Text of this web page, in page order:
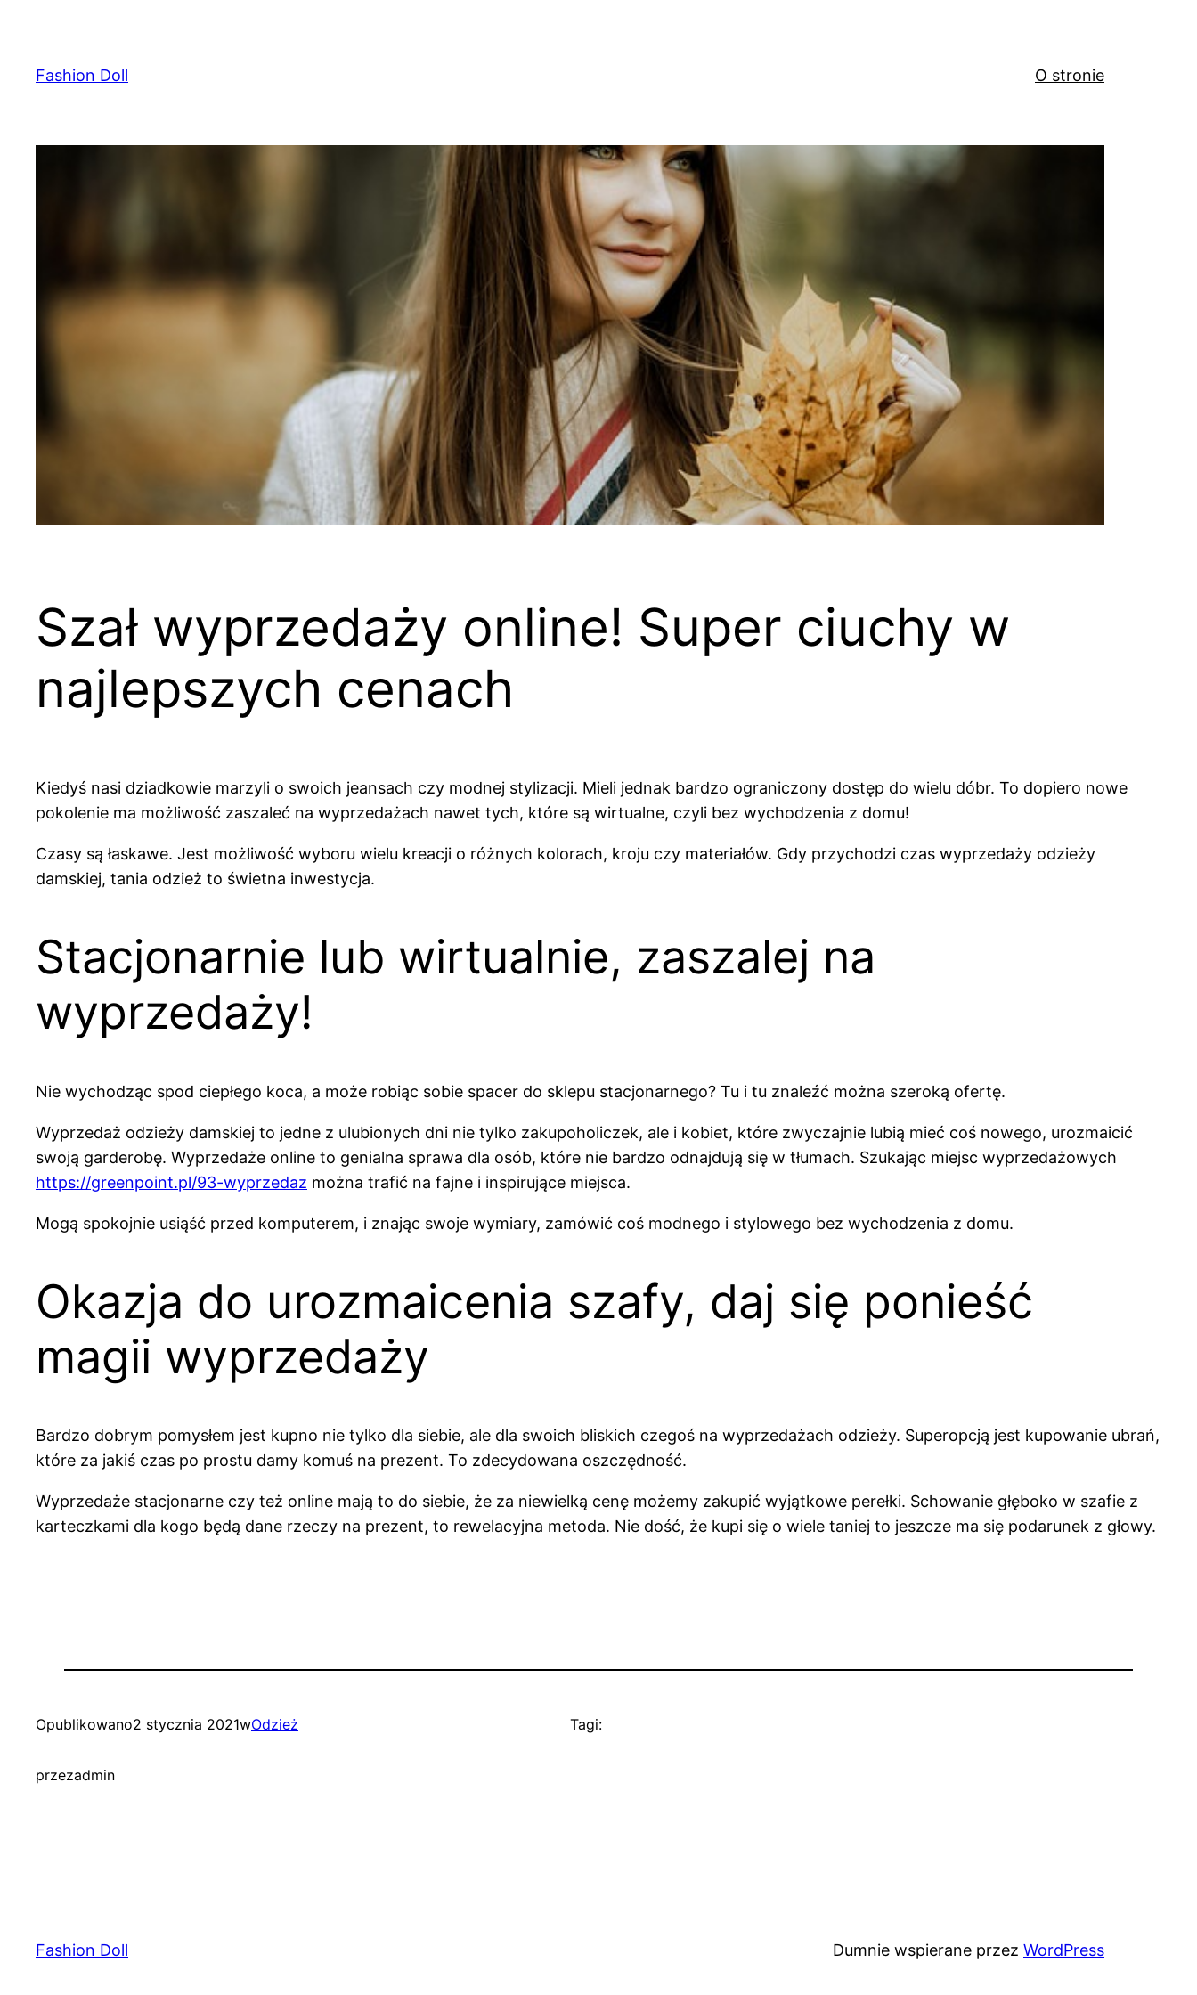
treściFashion Doll O stronie
Szał wyprzedaży online! Super ciuchy w
najlepszych cenach
Kiedyś nasi dziadkowie marzyli o swoich jeansach czy modnej stylizacji. Mieli jednak bardzo ograniczony dostęp do wielu dóbr. To dopiero nowe
pokolenie ma możliwość zaszaleć na wyprzedażach nawet tych, które są wirtualne, czyli bez wychodzenia z domu!
Czasy są łaskawe. Jest możliwość wyboru wielu kreacji o różnych kolorach, kroju czy materiałów. Gdy przychodzi czas wyprzedaży odzieży
damskiej, tania odzież to świetna inwestycja.
Stacjonarnie lub wirtualnie, zaszalej na
wyprzedaży!
Nie wychodząc spod ciepłego koca, a może robiąc sobie spacer do sklepu stacjonarnego? Tu i tu znaleźć można szeroką ofertę.
Wyprzedaż odzieży damskiej to jedne z ulubionych dni nie tylko zakupoholiczek, ale i kobiet, które zwyczajnie lubią mieć coś nowego, urozmaicić
swoją garderobę. Wyprzedaże online to genialna sprawa dla osób, które nie bardzo odnajdują się w tłumach. Szukając miejsc wyprzedażowych
https://greenpoint.pl/93-wyprzedaz można trafić na fajne i inspirujące miejsca.
Mogą spokojnie usiąść przed komputerem, i znając swoje wymiary, zamówić coś modnego i stylowego bez wychodzenia z domu.
Okazja do urozmaicenia szafy, daj się ponieść
magii wyprzedaży
Bardzo dobrym pomysłem jest kupno nie tylko dla siebie, ale dla swoich bliskich czegoś na wyprzedażach odzieży. Superopcją jest kupowanie ubrań,
które za jakiś czas po prostu damy komuś na prezent. To zdecydowana oszczędność.
Wyprzedaże stacjonarne czy też online mają to do siebie, że za niewielką cenę możemy zakupić wyjątkowe perełki. Schowanie głęboko w szafie z
karteczkami dla kogo będą dane rzeczy na prezent, to rewelacyjna metoda. Nie dość, że kupi się o wiele taniej to jeszcze ma się podarunek z głowy.
Opublikowano2 stycznia 2021wOdzież
przezadmin
Tagi:
Fashion Doll Dumnie wspierane przez WordPress